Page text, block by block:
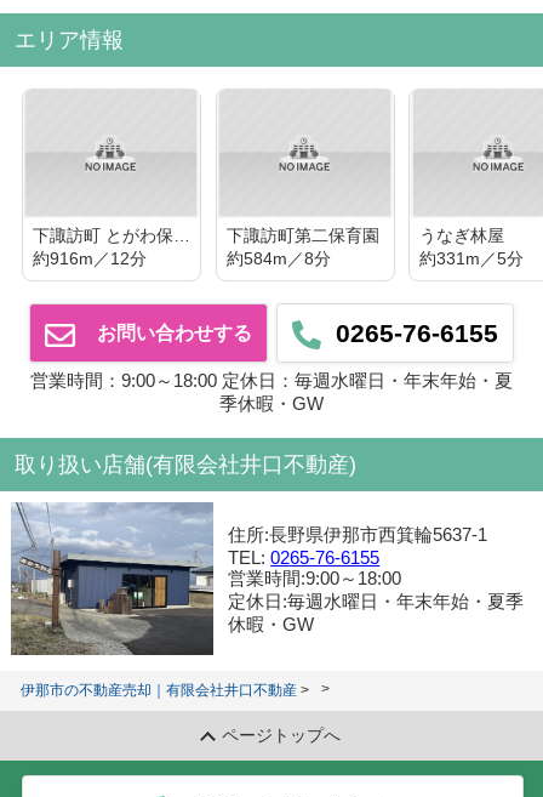
エリア情報
下諏訪町 とがわ保育園
約916m／12分
下諏訪町第二保育園
約584m／8分
うなぎ林屋
約331m／5分
お問い合わせする 0265-76-6155
営業時間：9:00～18:00 定休日：毎週水曜日・年末年始・夏
季休暇・GW
取り扱い店舗(有限会社井口不動産)
住所:長野県伊那市西箕輪5637-1
TEL:0265-76-6155
営業時間:9:00～18:00
定休日:毎週水曜日・年末年始・夏季
休暇・GW
伊那市の不動産売却｜有限会社井口不動産
ページトップへ